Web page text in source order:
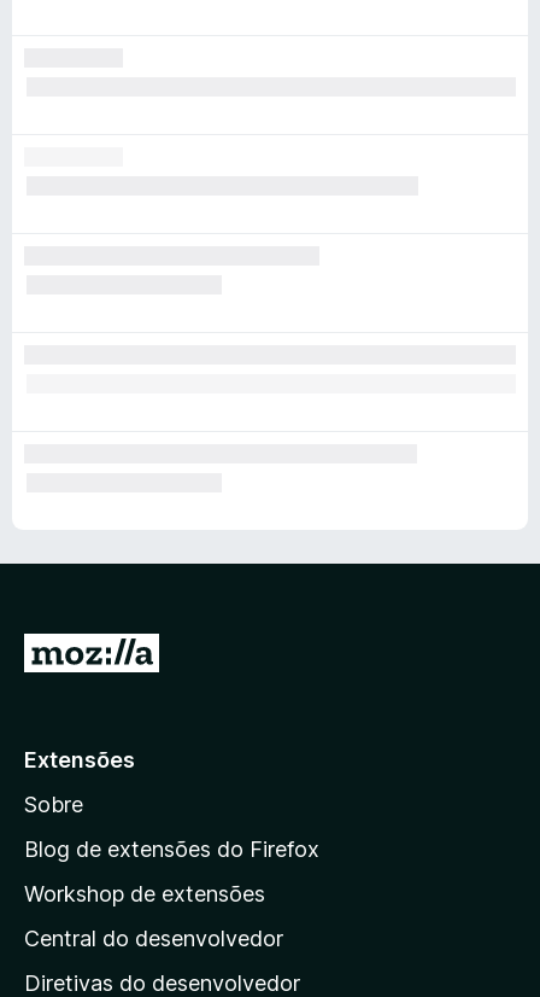
a
a
a
á
g
i
Extensões
Sobre
Blog de extensões do Firefox
Workshop de extensões
Central do desenvolvedor
Diretivas do desenvolvedor